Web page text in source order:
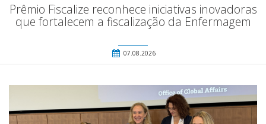
Prêmio Fiscalize reconhece iniciativas inovadoras
que fortalecem a fiscalização da Enfermagem
07.08.2026